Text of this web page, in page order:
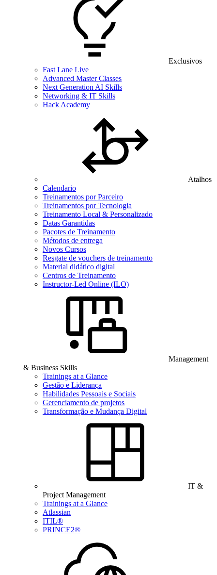
Exclusivos
Fast Lane Live
Advanced Master Classes
Next Generation AI Skills
Networking & IT Skills
Hack Academy
Atalhos
Calendario
Treinamentos por Parceiro
Treinamentos por Tecnologia
Treinamento Local & Personalizado
Datas Garantidas
Pacotes de Treinamento
Métodos de entrega
Novos Cursos
Resgate de vouchers de treinamento
Material didático digital
Centros de Treinamento
Instructor-Led Online (ILO)
Management
& Business Skills
Trainings at a Glance
Gestão e Liderança
Habilidades Pessoais e Sociais
Gerenciamento de projetos
Transformação e Mudança Digital
IT &
Project Management
Trainings at a Glance
Atlassian
ITIL®
PRINCE2®